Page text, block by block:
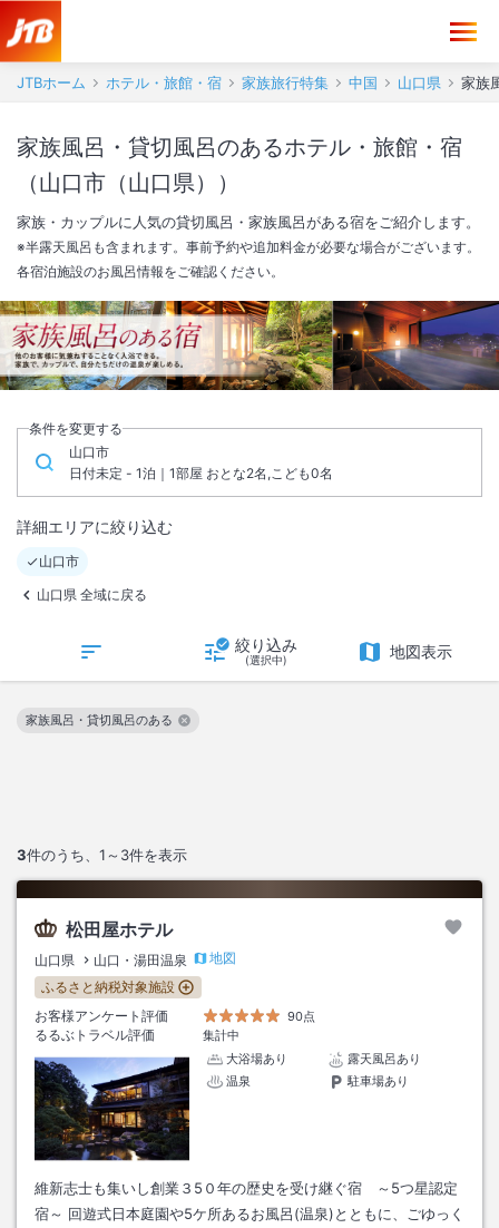
JTBホーム ホテル・旅館・宿 家族旅行特集 中国 山口県 家族
家族風呂・貸切風呂のあるホテル・旅館・宿
（山口市（山口県））
家族・カップルに人気の貸切風呂・家族風呂がある宿をご紹介します。
※半露天風呂も含まれます。事前予約や追加料金が必要な場合がございます。
各宿泊施設のお風呂情報をご確認ください。
条件を変更する
山口市
日付未定 - 1泊｜1部屋 おとな2名,こども0名
詳細エリアに絞り込む
山口市
山口県 全域に戻る
絞り込み
(選択中) 地図表示
3件のうち、 1～3件を表示
家族風呂・貸切風呂のある
この絞り込み条件を解除
松田屋ホテル
山口県 山口・湯田温泉
地図
ふるさと納税対象施設
お客様アンケート評価
90点
るるぶトラベル評価
集計中
大浴場あり
露天風呂あり
温泉
駐車場あり
維新志士も集いし創業３5０年の歴史を受け継ぐ宿 ～5つ星認定
宿～ 回遊式日本庭園や5ケ所あるお風呂(温泉)とともに、ごゆっく